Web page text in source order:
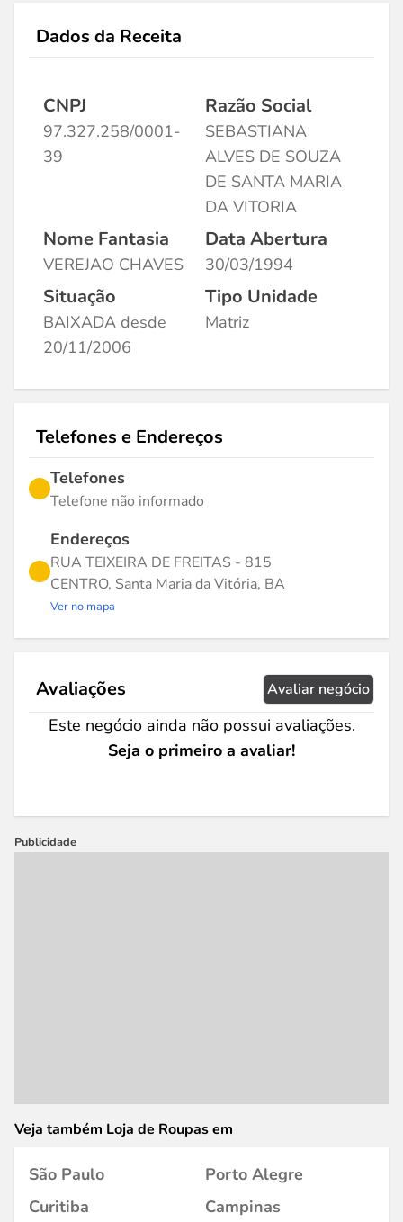
Dados da Receita
CNPJ
97.327.258/0001-
39
Razão Social
SEBASTIANA
ALVES DE SOUZA
DE SANTA MARIA
DA VITORIA
Nome Fantasia
VEREJAO CHAVES
Data Abertura
30/03/1994
Situação
BAIXADA desde
20/11/2006
Tipo Unidade
Matriz
Telefones e Endereços
Telefones
Telefone não informado
Endereços
RUA TEIXEIRA DE FREITAS - 815
CENTRO, Santa Maria da Vitória, BA
Ver no mapa
Avaliações Avaliar negócio
Este negócio ainda não possui avaliações.
Seja o primeiro a avaliar!
Publicidade
Veja também Loja de Roupas em
São Paulo
Porto Alegre
Curitiba
Campinas